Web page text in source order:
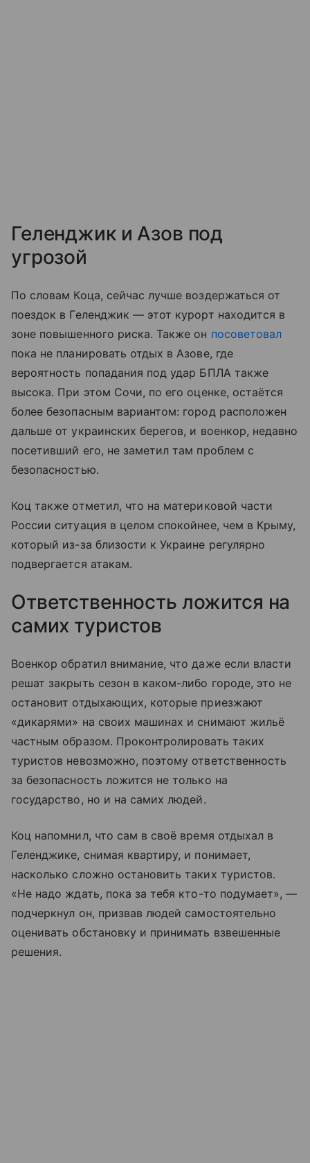
Геленджик и Азов под
угрозой
По словам Коца, сейчас лучше воздержаться от
поездок в Геленджик — этот курорт находится в
зоне повышенного риска. Также он посоветовал
пока не планировать отдых в Азове, где
вероятность попадания под удар БПЛА также
высока. При этом Сочи, по его оценке, остаётся
более безопасным вариантом: город расположен
дальше от украинских берегов, и военкор, недавно
посетивший его, не заметил там проблем с
безопасностью.
Коц также отметил, что на материковой части
России ситуация в целом спокойнее, чем в Крыму,
который из-за близости к Украине регулярно
подвергается атакам.
Ответственность ложится на
самих туристов
Военкор обратил внимание, что даже если власти
решат закрыть сезон в каком-либо городе, это не
остановит отдыхающих, которые приезжают
«дикарями» на своих машинах и снимают жильё
частным образом. Проконтролировать таких
туристов невозможно, поэтому ответственность
за безопасность ложится не только на
государство, но и на самих людей.
Коц напомнил, что сам в своё время отдыхал в
Геленджике, снимая квартиру, и понимает,
насколько сложно остановить таких туристов.
«Не надо ждать, пока за тебя кто-то подумает», —
подчеркнул он, призвав людей самостоятельно
оценивать обстановку и принимать взвешенные
решения.